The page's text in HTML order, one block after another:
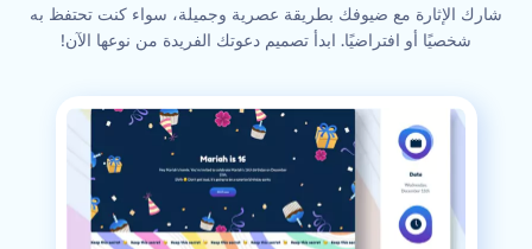
شارك الإثارة مع ضيوفك بطريقة عصرية وجميلة، سواء كنت تحتفظ به
شخصيًا أو افتراضيًا. ابدأ تصميم دعوتك الفريدة من نوعها الآن!